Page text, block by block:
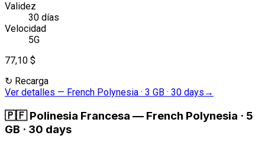
Validez
30 días
Velocidad
5G
77,10 $
↻ Recarga
Ver detalles — French Polynesia · 3 GB · 30 days →
🇵🇫 Polinesia Francesa — French Polynesia · 5
GB · 30 days